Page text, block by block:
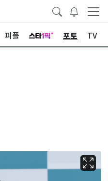
피플 포토 TV